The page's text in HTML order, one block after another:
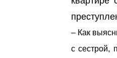
– Как
с сестрой,